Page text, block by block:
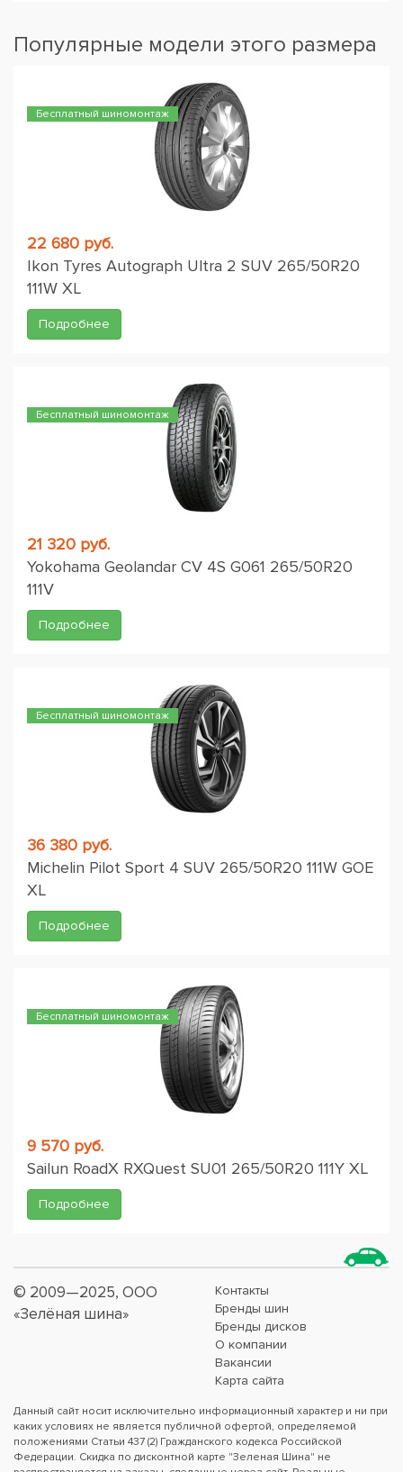
Популярные модели этого размера
Бесплатный шиномонтаж
22 680 руб.
Ikon Tyres Autograph Ultra 2 SUV 265/50R20
111W XL
Подробнее
Бесплатный шиномонтаж
21 320 руб.
Yokohama Geolandar CV 4S G061 265/50R20
111V
Подробнее
Бесплатный шиномонтаж
36 380 руб.
Michelin Pilot Sport 4 SUV 265/50R20 111W GOE
XL
Подробнее
Бесплатный шиномонтаж
9 570 руб.
Sailun RoadX RXQuest SU01 265/50R20 111Y XL
Подробнее
© 2009—2025, ООО
«Зелёная шина»
Контакты
Бренды шин
Бренды дисков
О компании
Вакансии
Карта сайта
Данный сайт носит исключительно информационный характер и ни при
каких условиях не является публичной офертой, определяемой
положениями Статьи 437 (2) Гражданского кодекса Российской
Федерации. Скидка по дисконтной карте "Зеленая Шина" не